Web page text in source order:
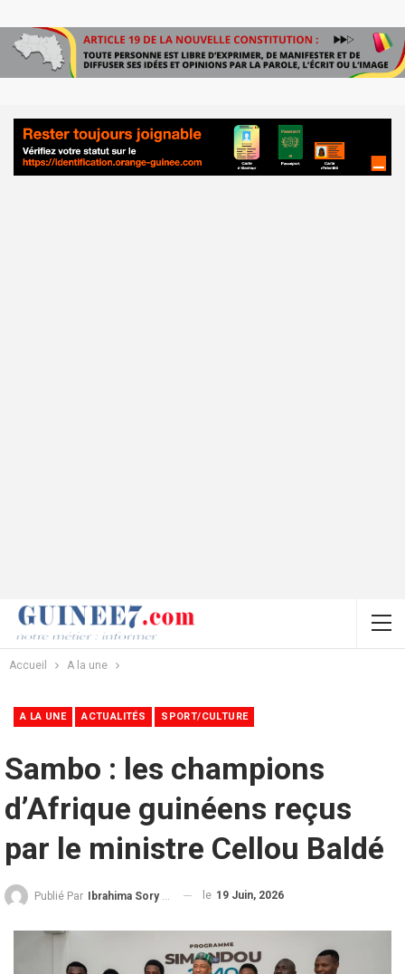
Accueil A la une
A LA UNE ACTUALITÉS SPORT/CULTURE
Sambo : les champions
d’Afrique guinéens reçus
par le ministre Cellou Baldé
Publié Par Ibrahima Sory Diallo le 19 Juin, 2026